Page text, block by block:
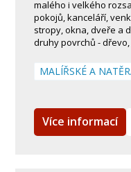
malého i velkého
pokojů, kanceláří,
stropy, okna, dveře a
druhy povrchů -
MALÍŘSKÉ A
Více informací